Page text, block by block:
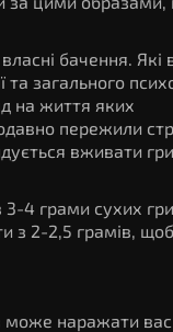
бачення. Які
та загального
на життя яких
пережили
вживати
3-4 грами сухих
з 2-2,5 грамів, щоб
може наражати